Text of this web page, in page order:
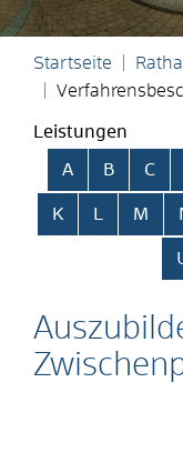
Startseite
Leistungen
Alphabetisches
A B C
K L M